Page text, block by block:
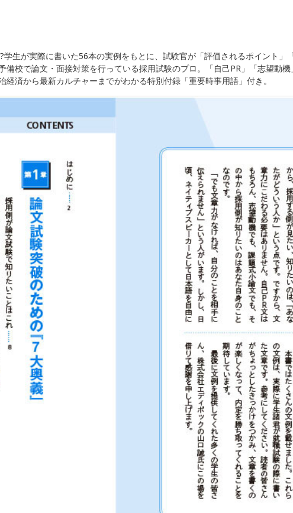
生が実際に書いた56本の実例をもとに、試験官が「評価されるポイント
校で論文・面接対策を行っている採用試験のプロ。「自己PR」「志望動
済から最新カルチャーまでがわかる特別付録「重要時事用語」付き。